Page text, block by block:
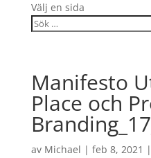
Välj en sida
Manifesto
Place och
av Michael | feb 8, 2021 |